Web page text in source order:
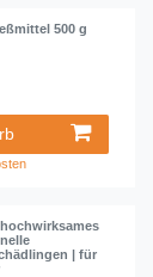
500 g
| für